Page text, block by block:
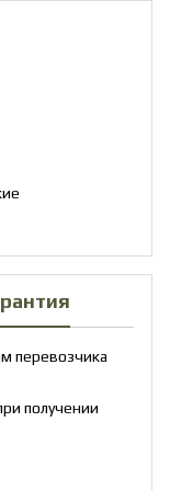
перевозчика
получении